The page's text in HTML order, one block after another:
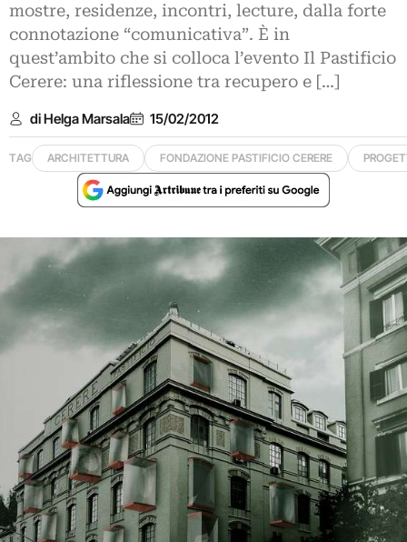
mostre, residenze, incontri, lecture, dalla forte
connotazione “comunicativa”. È in
quest’ambito che si colloca l’evento Il Pastificio
Cerere: una riflessione tra recupero e […]
di Helga Marsala 15/02/2012
TAG ARCHITETTURA FONDAZIONE PASTIFICIO CERERE